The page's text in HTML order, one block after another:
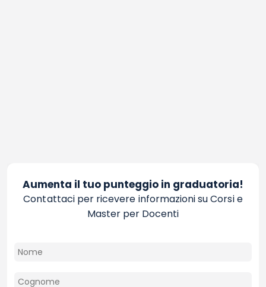
Aumenta il tuo punteggio in graduatoria!
Contattaci per ricevere informazioni su Corsi e
Master per Docenti